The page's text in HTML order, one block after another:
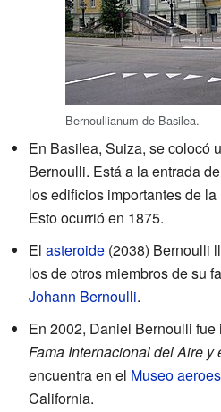
Bernoullianum de Basilea.
En Basilea, Suiza, se colocó
Bernoulli. Está a la entrada
los edificios importantes de la
Esto ocurrió en 1875.
El asteroide (2038) Bernoulli
los de otros miembros de su
Johann Bernoulli.
En 2002, Daniel Bernoulli fue
Fama Internacional del Aire y
encuentra en el Museo
California.